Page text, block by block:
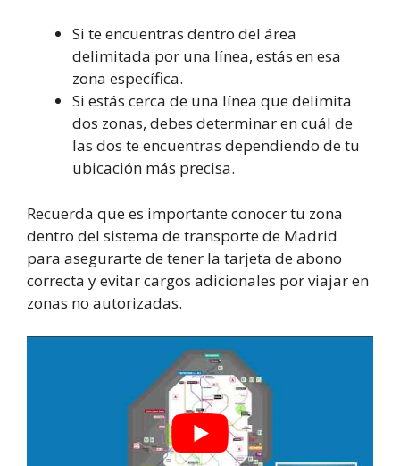
Si te encuentras dentro del área
delimitada por una línea, estás en esa
zona específica.
Si estás cerca de una línea que delimita
dos zonas, debes determinar en cuál de
las dos te encuentras dependiendo de tu
ubicación más precisa.
Recuerda que es importante conocer tu zona
dentro del sistema de transporte de Madrid
para asegurarte de tener la tarjeta de abono
correcta y evitar cargos adicionales por viajar en
zonas no autorizadas.